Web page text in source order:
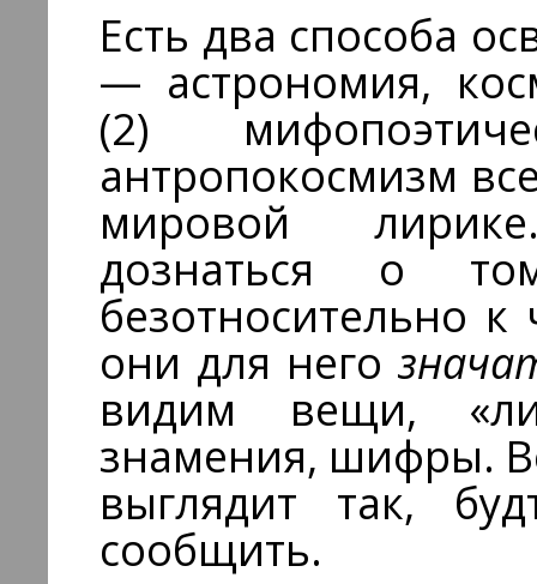
Есть два способа
— астрономия,
(2)
антропокосмизм
мировой
дознаться о
безотносительно
они для него
видим вещи,
знамения, шифры.
выглядит так,
сообщить.